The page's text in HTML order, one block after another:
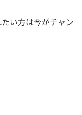
い方は今がチャン